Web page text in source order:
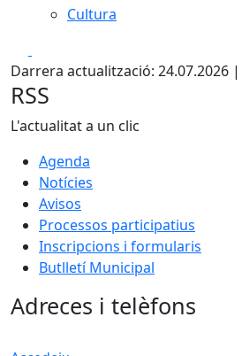
Cultura
Darrera actualització: 24.07.2026 |
RSS
L'actualitat a un clic
Agenda
Notícies
Avisos
Processos participatius
Inscripcions i formularis
Butlletí Municipal
Adreces i telèfons